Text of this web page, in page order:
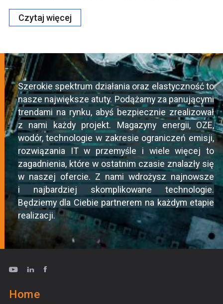
Czytaj więcej
Szerokie spektrum działania oraz elastyczność to
nasze największe atuty. Podążamy za panującymi
trendami na rynku, abyś bezpiecznie zrealizował
z nami każdy projekt. Magazyny energii, OZE,
wodór, technologie w zakresie ograniczeń emisji,
rozwiązania IT w przemyśle i wiele więcej to
zagadnienia, które w ostatnim czasie znalazły się
w naszej ofercie. Z nami wdrożysz najnowsze
i najbardziej skomplikowane technologie.
Będziemy dla Ciebie partnerem na każdym etapie
realizacji.
Home